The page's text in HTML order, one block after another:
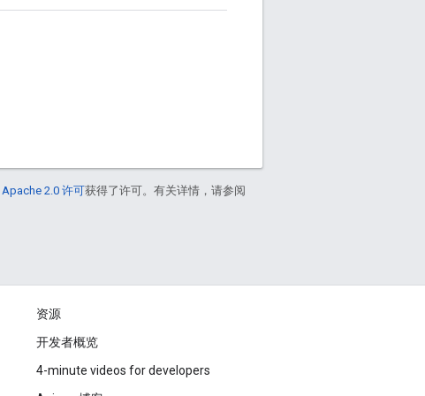
Apache 2.0 许可获得了许可。有关详情，请参阅
资源
开发者概览
4-minute videos for developers